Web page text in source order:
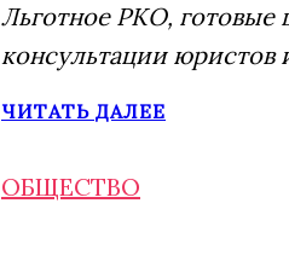
Льготное РКО, готовые
консультации юристов
ЧИТАТЬ ДАЛЕЕ
ОБЩЕСТВО